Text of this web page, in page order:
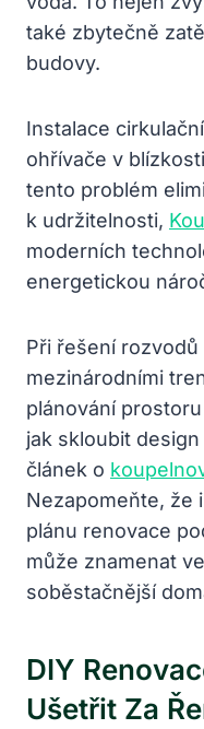
také zbytečně
budovy.
Instalace
ohřívače v
tento problém
k udržitelnosti,
moderních
energetickou
Při řešení
mezinárodními
plánování
jak skloubit
článek o
Nezapomeňte, že
plánu renovace
může znamenat
soběstačnější
DIY
Ušetřit Za